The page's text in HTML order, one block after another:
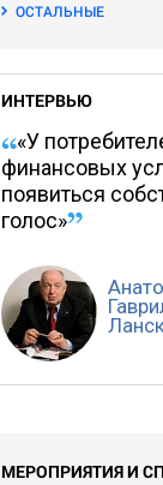
ОСТАЛЬНЫЕ
ИНТЕРВЬЮ
«У
финансовых
появиться
голос»
МЕРОПРИЯТИЯ И